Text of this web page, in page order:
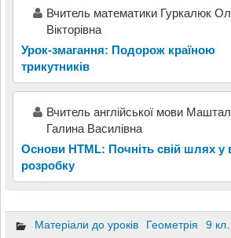
Вчитель математики Гуркалюк
Вікторівна
Урок-змагання: Подорож країною
трикутників
Вчитель англійської мови
Галина Василівна
Основи HTML: Почніть свій шлях у
розробку
Матеріали до уроків Геометрія 9 клас